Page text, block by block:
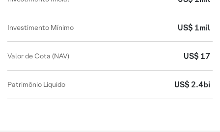
Investimento Mínimo US$ 1mil
Valor de Cota (NAV) US$ 17
Patrimônio Líquido US$ 2.4bi